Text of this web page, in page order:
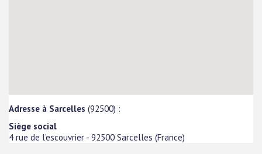
Adresse à Sarcelles (92500) :
Siège social
4 rue de l’escouvrier - 92500 Sarcelles (France)